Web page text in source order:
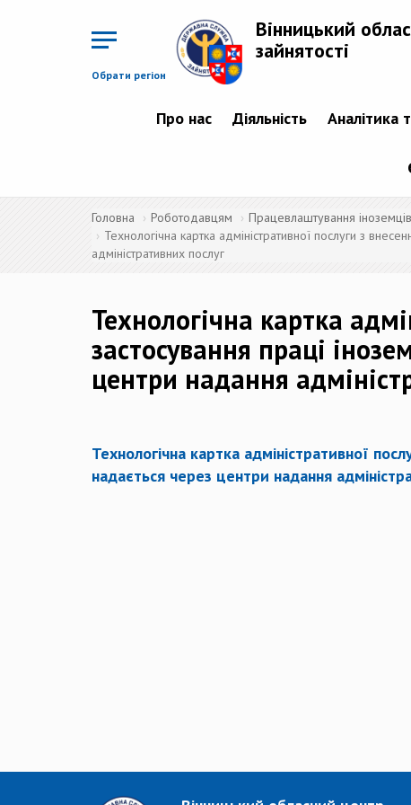
Обрати регіон
Вінницький
зайнятості
Про нас Діяльність Аналітика
Головна Роботодавцям Працевлаштування
Технологічна картка адміністративної послуги з
адміністративних послуг
Технологічна картка
застосування праці
центри надання
Технологічна картка адміністративної
надається через центри надання